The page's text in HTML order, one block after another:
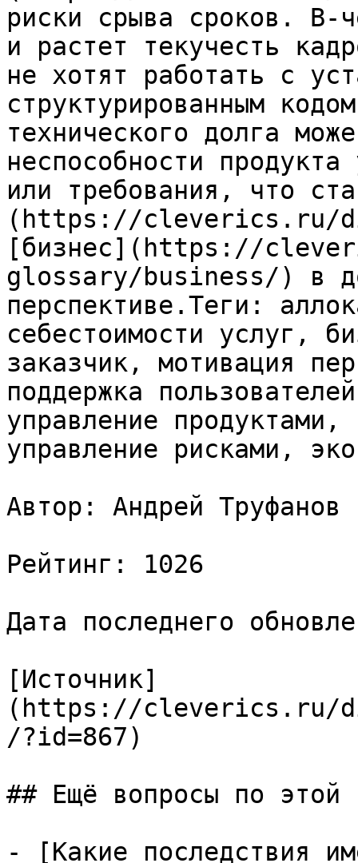
риски срыва сроков. В-
и растет текучесть
не хотят работать с
структурированным
технического долга
неспособности
или требования, что
(https://cleverics.ru/
[бизнес](https://
glossary/business/) в
перспективе.Теги:
себестоимости услуг,
заказчик, мотивация
поддержка
управление
управление рисками,
Автор: Андрей Труфанов
Рейтинг: 1026
Дата последнего
[Источник]
(https://cleverics.ru/
/?id=867)
## Ещё вопросы по этой
- [Какие последствия